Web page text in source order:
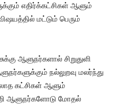
எதிர்க்கட்சிகள் ஆளும்
மட்டும் பெரும்
ஆளுநர்களால் சிறுதுளி
நல்லுறவு மலர்ந்து
கட்சிகள் ஆளும்
ஆளுநர்களோடு மோதல்